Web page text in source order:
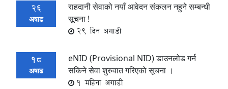
26
अषाढ
राहदानी सेवाको नयाँ आवेदन संकलन नहुने सम्बन्धी
सूचना !
29 दिन अगाडी
18
अषाढ
eNID (Provisional NID) डाउनलोड गर्न
सकिने सेवा शुरुवात गरिएको सूचना ।
1 महिना अगाडी